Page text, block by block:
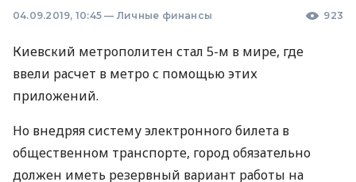
04.09.2019, 10:45 — Личные финансы 923
Киевский метрополитен стал 5-м в мире, где
ввели расчет в метро с помощью этих
приложений.
Но внедряя систему электронного билета в
общественном транспорте, город обязательно
должен иметь резервный вариант работы на